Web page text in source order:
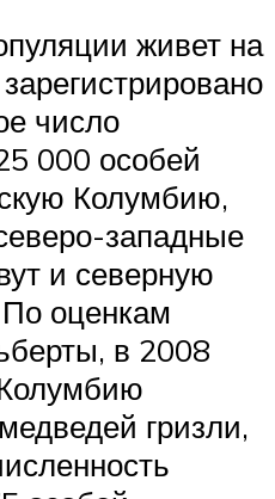
живет на
число
000 особей
Колумбию,
западные
и северную
оценкам
в 2008
гризли,